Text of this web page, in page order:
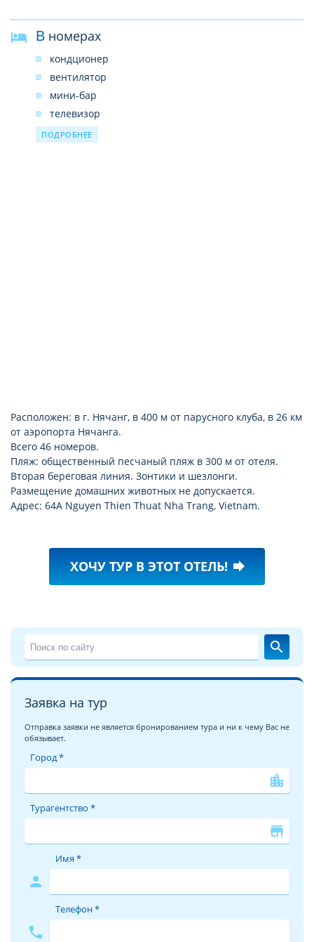
В номерах
кондционер
вентилятор
мини-бар
телевизор
кабельное ТВ
ПОДРОБНЕЕ
Расположен: в г. Нячанг, в 400 м от парусного клуба, в 26 км
от аэропорта Нячанга.
Всего 46 номеров.
Пляж: общественный песчаный пляж в 300 м от отеля.
Вторая береговая линия. Зонтики и шезлонги.
Размещение домашних животных не допускается.
Адрес: 64A Nguyen Thien Thuat Nha Trang, Vietnam.
ХОЧУ ТУР В ЭТОТ ОТЕЛЬ! forward
search
Заявка на тур
Отправка заявки не является бронированием тура и ни к чему Вас не
обязывает.
Город *
location_city
Турагентство *
store
person
Имя *
phone
Телефон *